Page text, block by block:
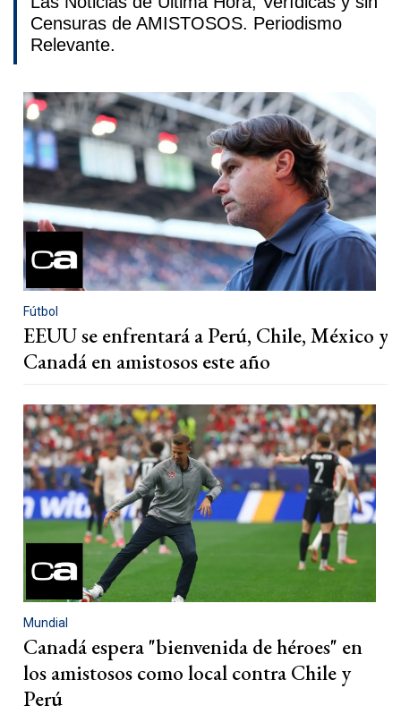
Censuras de AMISTOSOS. Periodismo
Relevante.
Fútbol
EEUU se enfrentará a Perú, Chile, México y
Canadá en amistosos este año
Mundial
Canadá espera "bienvenida de héroes" en
los amistosos como local contra Chile y
Perú